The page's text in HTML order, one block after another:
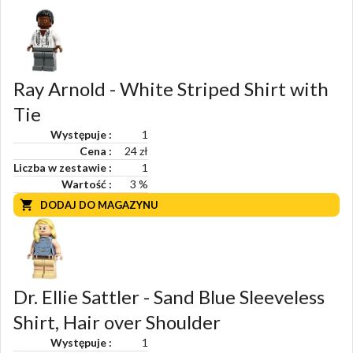
Ray Arnold - White Striped Shirt with
Tie
Występuje
1
Cena
24 zł
Liczba w zestawie
1
Wartość
3 %
DODAJ DO MAGAZYNU
Dr. Ellie Sattler - Sand Blue Sleeveless
Shirt, Hair over Shoulder
Występuje
1